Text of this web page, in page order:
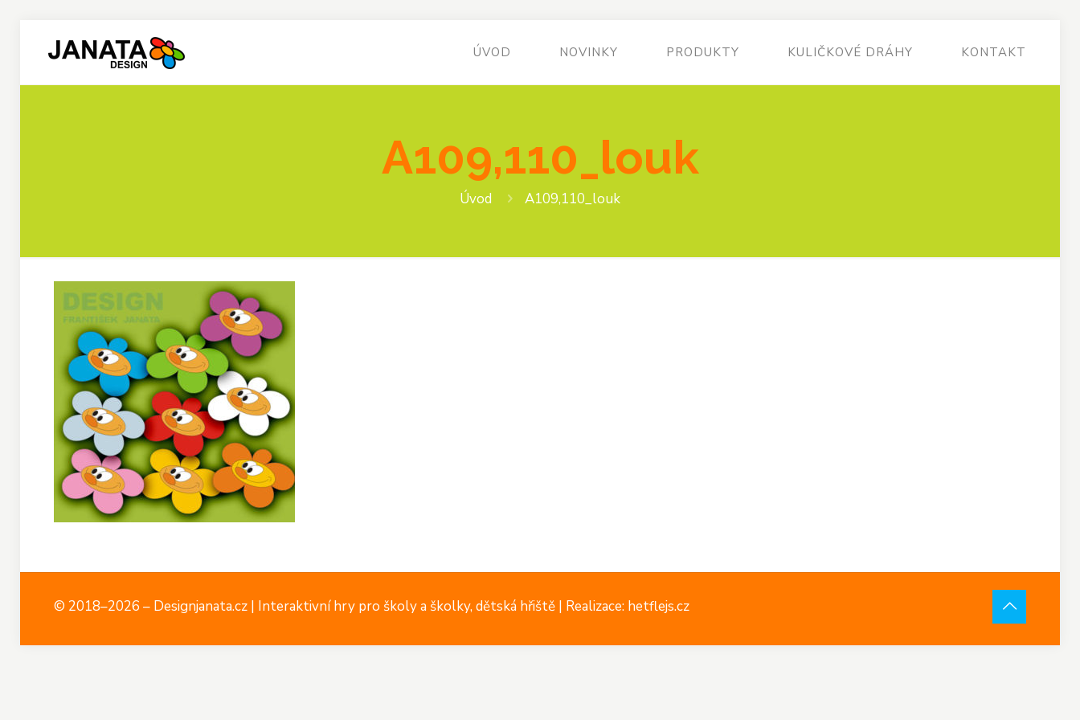
ÚVOD NOVINKY PRODUKTY KULIČKOVÉ DRÁHY KONTAKT
A109,110_louk
Úvod A109,110_louk
© 2018–2026 – Designjanata.cz | Interaktivní hry pro školy a školky, dětská hřiště | Realizace: hetflejs.cz